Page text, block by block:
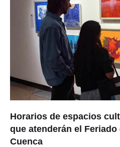
Horarios de espacios
que atenderán el
Cuenca